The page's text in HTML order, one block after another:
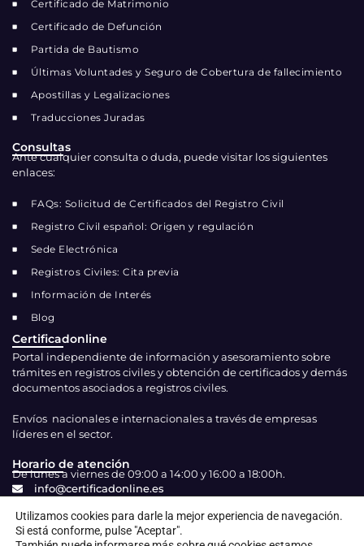
Certificadonline
Portal independiente de información y asesoramiento sobre
trámites en registros civiles y obtención de certificados y demás
documentos asociados a registros civiles.
Envíos nacionales e internacionales a través de empresas
líderes en el sector.
Horario de atención
De lunes a viernes de 09:00 a 14:00 y 16:00 a 18:00h.
info@certificadonline.es
Contacto
Consultas
Ante cualquier consulta o duda, puede visitar los siguientes
enlaces:
FAQs: Solicitud de Certificados del Registro Civil
Registro Civil español: Origen y regulación
Sede Electrónica
Registros Civiles: Cita previa
Información de Interés
Blog
Certificado de Matrimonio
Certificado de Defunción
Partida de Bautismo
Últimas Voluntades y Seguro de Cobertura de fallecimiento
Apostillas y Legalizaciones
Traducciones Juradas
Utilizamos cookies para darle la mejor experiencia de navegación.
Si está conforme, pulse "Aceptar".